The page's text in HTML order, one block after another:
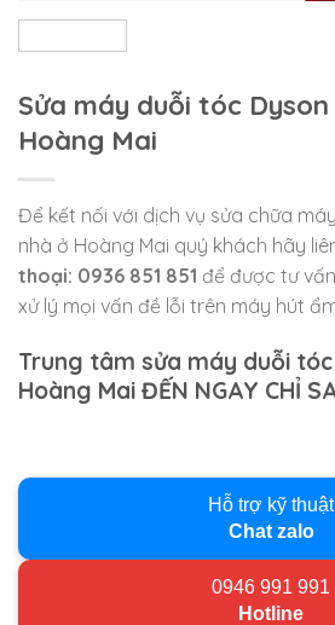
Sửa máy duỗi tóc
Hoàng Mai
Để kết nối với dịch vụ sửa chữa
nhà ở Hoàng Mai quý khách hãy
thoại: 0936 851 851 để được tư
xử lý mọi vấn đề lỗi trên máy hút
Trung tâm sửa máy duỗi
Hoàng Mai ĐẾN NGAY CHỈ
Hỗ trợ kỹ thuật
Chat zalo
0946 991 991
Hotline